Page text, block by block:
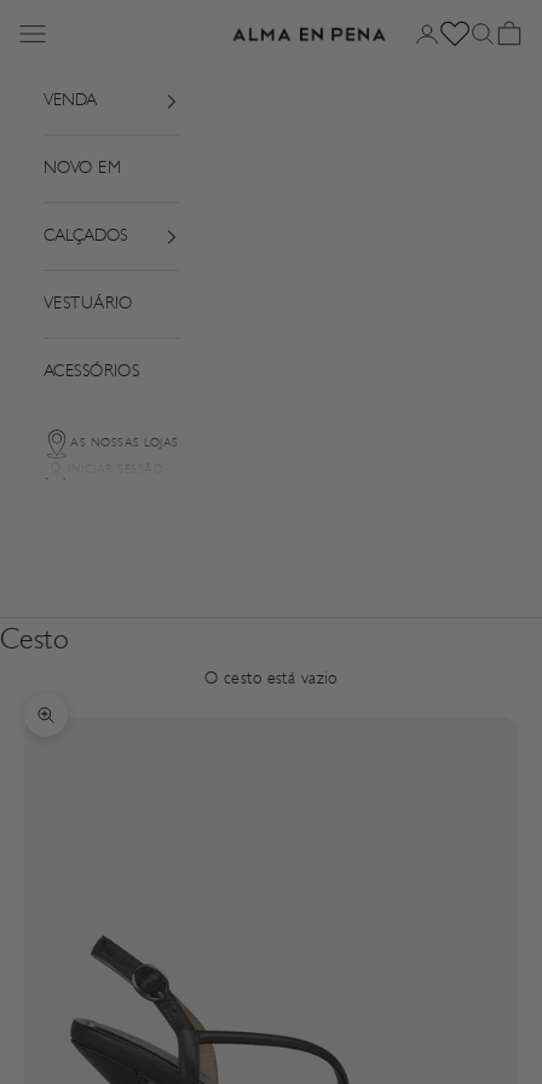
Alma em Pena
Menu Iniciar sessão
Pesquisar
Cesto
VENDA
NOVO EM
CALÇADOS
VESTUÁRIO
ACESSÓRIOS
AS NOSSAS LOJAS
INICIAR SESSÃO
Cesto
O cesto está vazio
Zoom